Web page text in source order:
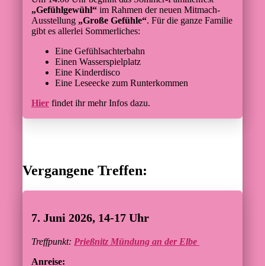
„Gefühlgewühl“ im Rahmen der neuen Mitmach-
Ausstellung „Große Gefühle“. Für die ganze Familie
gibt es allerlei Sommerliches:
Eine Gefühlsachterbahn
Einen Wasserspielplatz
Eine Kinderdisco
Eine Leseecke zum Runterkommen
Hier findet ihr mehr Infos dazu.
Vergangene Treffen:
7. Juni 2026, 14-17 Uhr
Treffpunkt: Prießnitz Mündung an der Elbe
Anreise: